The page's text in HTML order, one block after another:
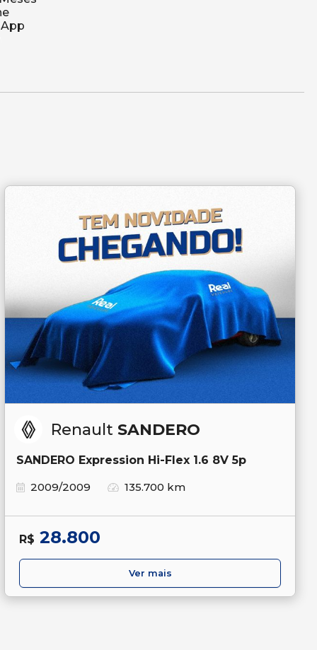
Renault SANDERO
SANDERO Expression Hi-Flex 1.6 8V 5p
2009/2009
135.700 km
R$ 28.800
Ver mais